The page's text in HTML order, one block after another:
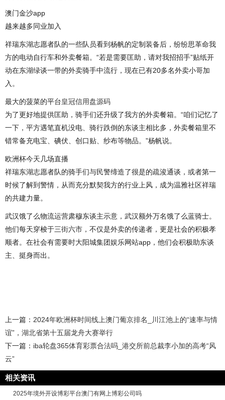
澳门金沙app
越来越多同业加入
祥瑞东湖志愿者队的一些队员看到杨帆的定制装备后，纷纷思革命我
方的电动自行车和外卖餐箱。“若是需要匡助，请对我招招手”贴纸开
动在东湖绿谈一带的外卖骑手中流行，现在已有20多名外卖小哥加
入。
最大的菠菜的平台皇冠信用盘源码
为了更好地提供匡助，骑手们还升级了我方的外卖餐箱。“咱们记忆了
一下，平方遇笔直机没电、骑行跌倒的东谈主相比多，外卖餐箱里不
错常备充电宝、碘伏、创口贴、纱布等物品。”杨帆说。
欧洲杯今天几场直播
祥瑞东湖志愿者队的骑手们与民警缔造了很是的疏浚通谈，或者第一
时候了解到警情，从而充分默契我方的行业上风，成为温雅社区祥瑞
的共建力量。
武汉饿了么物流运营肃穆东谈主示意，武汉额外万名饿了么蓝骑士。
他们每天穿梭于三街六市，不仅是外卖的传递者，更是社会的积极孝
顺者。在社会有需要时大阳城集团娱乐网站app，他们会积极助东谈
主、挺身而出。
上一篇： 2024年欧洲杯时间线上澳门葡京排名_川江池上的“速率与情
谊”，湖北省第十五届龙舟大赛举行
下一篇： iba轮盘365体育彩票合法吗_港交所前总裁李小加的高考“风
云”
相关资讯
2025年境外开设博彩平台澳门有网上博彩公司吗